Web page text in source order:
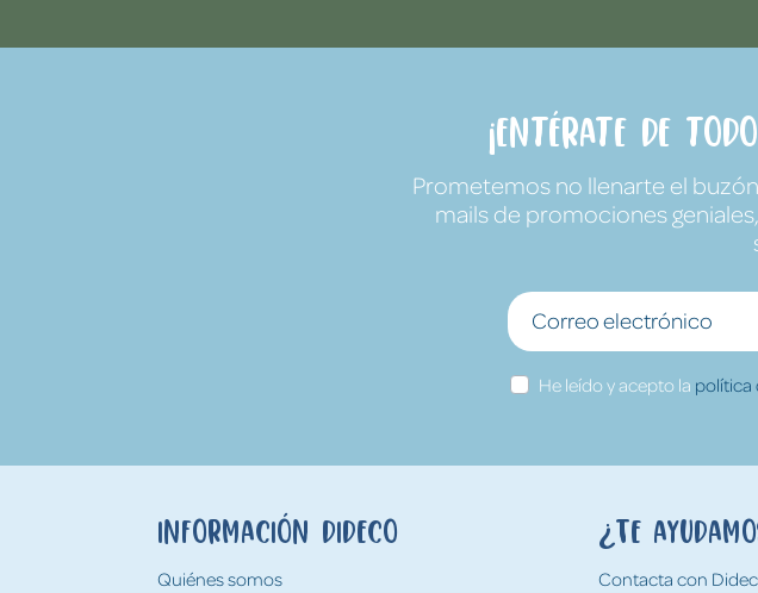
¡Entérate de
Prometemos no llenarte el
mails de promociones
He leído y acepto la política
Información Dideco
Quiénes somos
¿Te
Contacta con